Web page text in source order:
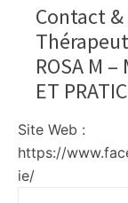
Contact
ROSA M –
ET
Site Web :
https://
ie/